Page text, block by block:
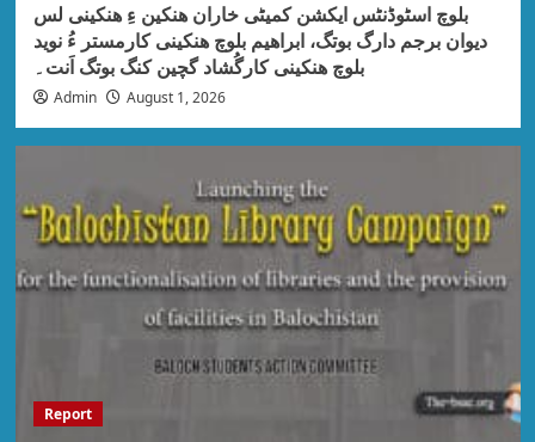
بلوچ اسٹوڈنٹس ایکشن کمیٹی خاران ھنکین ءِ ھنکینی لس
دیوان برجم دارگ بوتگ، ابراھیم بلوچ ھنکینی کارمستر ءُ نوید
بلوچ ھنکینی کارگُشاد گچین کنگ بوتگ اَنت۔
Admin August 1, 2026
Report